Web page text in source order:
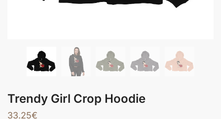
Trendy Girl Crop Hoodie
33.25€